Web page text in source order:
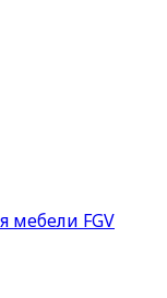
мебели FGV